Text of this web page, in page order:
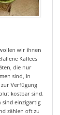
wir ihnen
Kaffees
die nur
sind, in
Verfügung
kostbar sind.
sind einzigartig
zählen oft zu